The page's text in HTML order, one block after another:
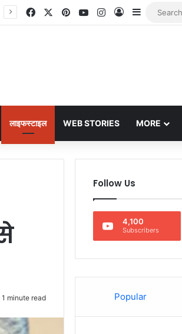
FacebookPinterestYouTubeInstagram
Log InSidebar
लाइफस्टाइल WEB STORIES MORE
1 minute read
Follow Us
4,100
Subscribers
Popular